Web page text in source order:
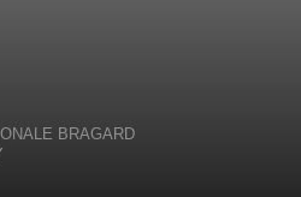
BRAGARD